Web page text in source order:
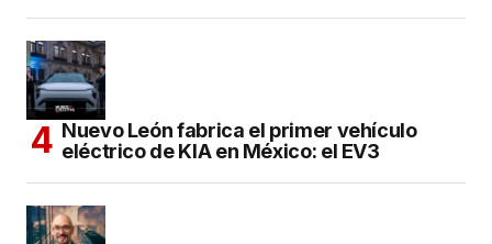
Nuevo León fabrica el primer vehículo
eléctrico de KIA en México: el EV3